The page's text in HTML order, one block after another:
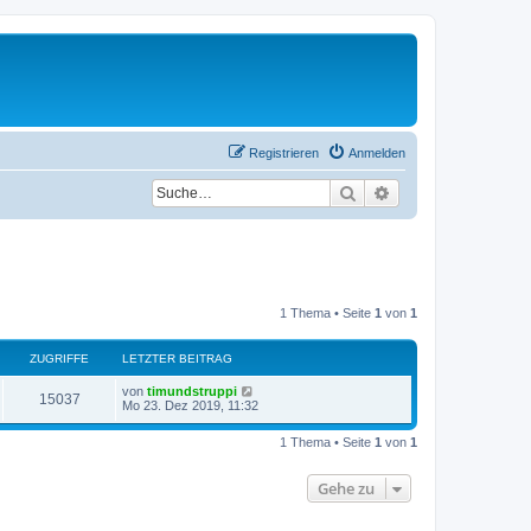
Anmelden
Registrieren
Suche
1 Thema • Seite 1 von 1
ZUGRIFFE LETZTER BEITRAG
15037Z
u
L
e
z
von timundstruppi
Mo 23. Dez 2019, 11:32
1 Thema • Seite 1 von 1
Gehe zu